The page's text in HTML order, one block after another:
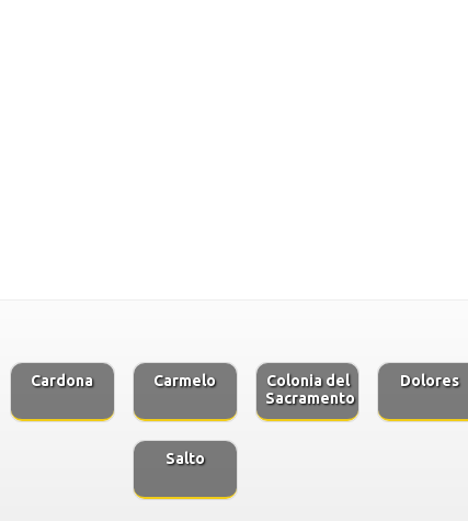
Cardona Carmelo
Colonia del
Sacramento
Dolores
Salto